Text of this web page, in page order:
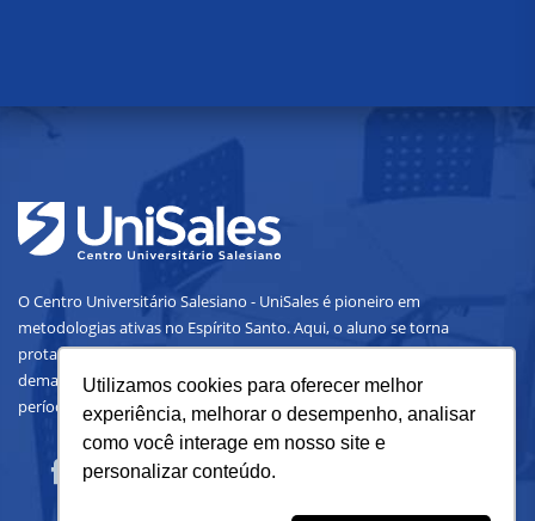
Utilizamos cookies para oferecer melhor
experiência, melhorar o desempenho, analisar
como você interage em nosso site e
personalizar conteúdo.
O Centro Universitário Salesiano - UniSales é pioneiro em
metodologias ativas no Espírito Santo. Aqui, o aluno se torna
protagonista do conhecimento e constrói um amplo portfólio com
demandas reais do mercado. É aprendizado prático desde o primeiro
período.